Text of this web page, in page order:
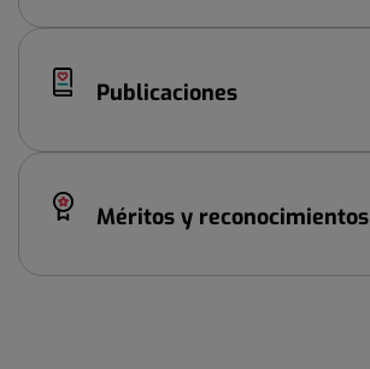
Publicaciones
Méritos y reconocimientos